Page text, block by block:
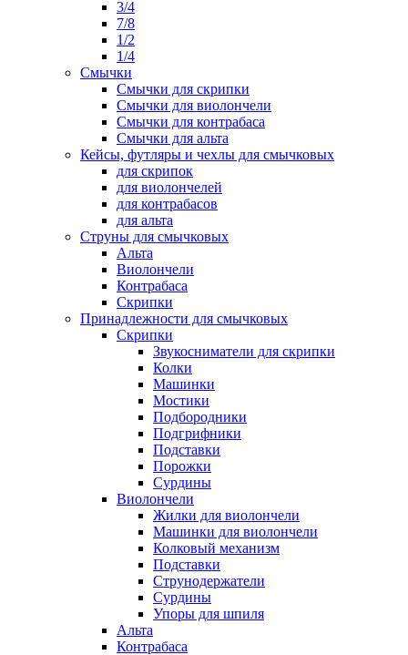
3/4
7/8
1/2
1/4
Смычки
Смычки для скрипки
Смычки для виолончели
Смычки для контрабаса
Смычки для альта
Кейсы, футляры и чехлы для смычковых
для скрипок
для виолончелей
для контрабасов
для альта
Струны для смычковых
Альта
Виолончели
Контрабаса
Скрипки
Принадлежности для смычковых
Скрипки
Звукосниматели для скрипки
Колки
Машинки
Мостики
Подбородники
Подгрифники
Подставки
Порожки
Сурдины
Виолончели
Жилки для виолончели
Машинки для виолончели
Колковый механизм
Подставки
Струнодержатели
Сурдины
Упоры для шпиля
Альта
Контрабаса